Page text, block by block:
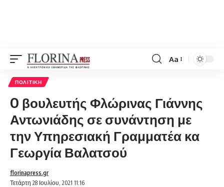
Font
Aa
ΠΟΛΙΤΙΚΉ
O βουλευτής Φλώρινας Γιάννης
Αντωνιάδης σε συνάντηση με
την Υπηρεσιακή Γραμματέα κα
Γεωργία Βαλατσού
Τετάρτη 28 Ιουλίου, 2021 11:16
florinapress.gr